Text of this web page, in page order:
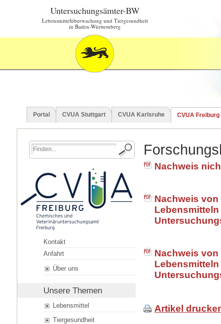
Untersuchungsämter-BW
Lebensmittelüberwachung und Tiergesundheit
in Baden-Württemberg
Portal CVUA Stuttgart CVUA Karlsruhe CVUA Freiburg
Kontakt
Anfahrt
Über uns
Unsere Themen
Lebensmittel
Tiergesundheit
Nachweis
Nachweis
Nachweis
Artikel